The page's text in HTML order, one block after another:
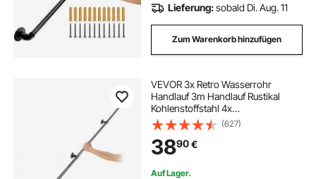
Lieferung:sobald Di. Aug. 11
Zum Warenkorb hinzufügen
VEVOR 3x Retro Wasserrohr
Handlauf 3m Handlauf Rustikal
Kohlenstoffstahl 4x
Wandhalterungen Industrieller
Geländer Schutzbügel 200kg
Tragfähigkeit Geeignet für
Handläufe im Innen-/Außenbereich
(627)
3890€
Auf Lager.